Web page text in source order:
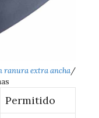
ranura extra ancha/
Permitido